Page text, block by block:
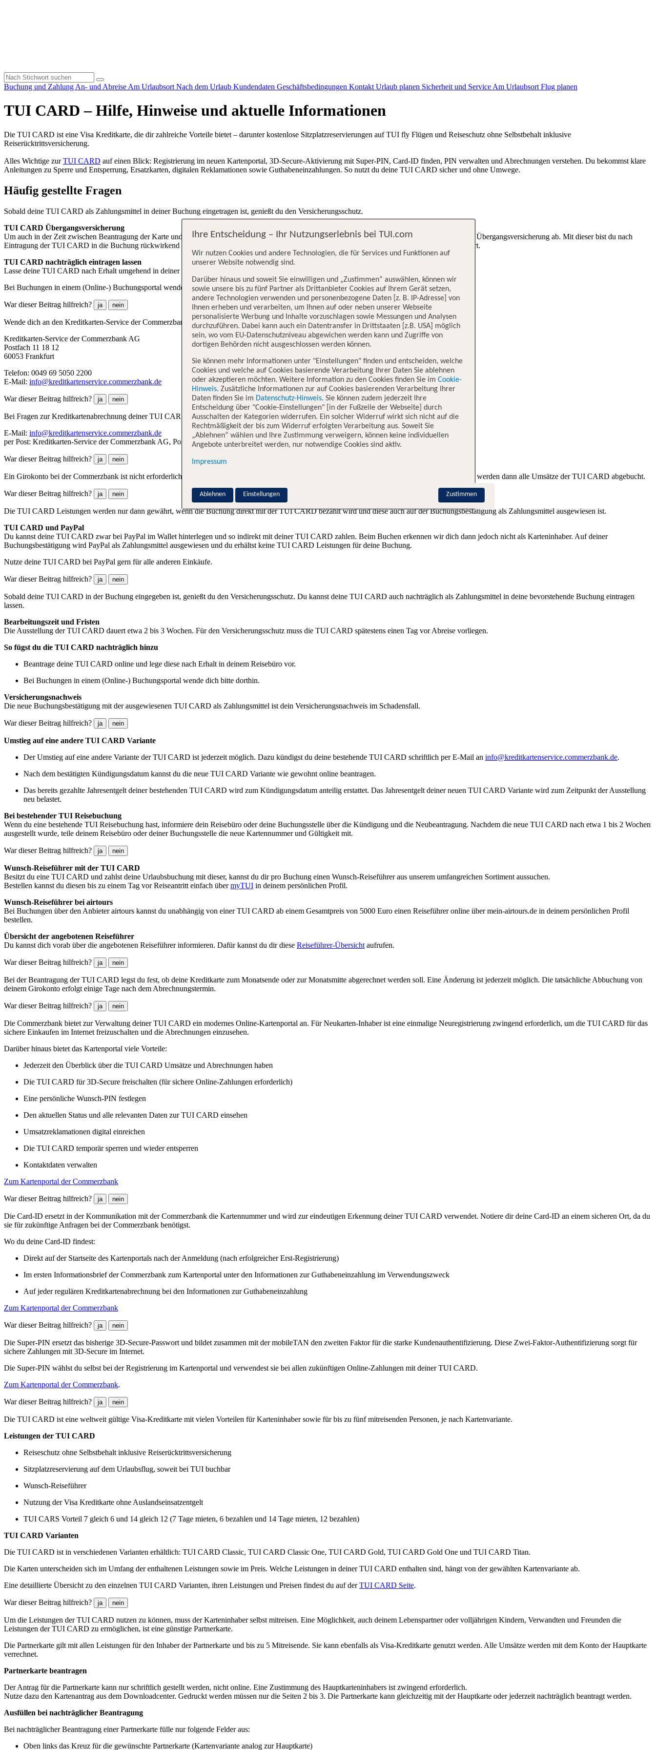
Buchung und Zahlung An- und Abreise Am Urlaubsort Nach dem Urlaub Kundendaten Geschäftsbedingungen Kontakt Urlaub planen Sicherheit und Service Am Urlaubsort Flug planen
TUI CARD – Hilfe, Hinweise und aktuelle Informationen
Die TUI CARD ist eine Visa Kreditkarte, die dir zahlreiche Vorteile bietet – darunter kostenlose Sitzplatzreservierungen auf TUI fly Flügen und Reiseschutz ohne Selbstbehalt inklusive
Reiserücktrittsversicherung.
Alles Wichtige zurTUI CARD auf einen Blick: Registrierung im neuen Kartenportal, 3D-Secure-Aktivierung mit Super-PIN, Card-ID finden, PIN verwalten und Abrechnungen verstehen. Du bekommst klare
Anleitungen zu Sperre und Entsperrung, Ersatzkarten, digitalen Reklamationen sowie Guthabeneinzahlungen. So nutzt du deine TUI CARD sicher und ohne Umwege.
Häufig gestellte Fragen
Sobald deine TUI CARD als Zahlungsmittel in deiner Buchung eingetragen ist, genießt du den Versicherungsschutz.
TUI CARD Übergangsversicherung
Um auch in der Zeit zwischen Beantragung der Karte und Eingabe in die Buchung abgesichert zu sein, schließe bei Buchung die kostenlose TUI CARD Übergangsversicherung ab. Mit dieser bist du nach
Eintragung der TUI CARD in die Buchung rückwirkend ab Eingang des Kreditkartenantrags beim Kreditkarten-Service der Commerzbank AG versichert.
TUI CARD nachträglich eintragen lassen
Lasse deine TUI CARD nach Erhalt umgehend in deiner Buchung nachtragen. Dazu wendest du dich an dein Reisebüro.
Bei Buchungen in einem (Online-) Buchungsportal wende dich bitte dorthin.
War dieser Beitrag hilfreich? ja nein
Wende dich an den Kreditkarten-Service der Commerzbank AG, der von Montag bis Freitag von 08:00 bis 20:00 Uhr erreichbar ist:
Kreditkarten-Service der Commerzbank AG
Postfach 11 18 12
60053 Frankfurt
Telefon: 0049 69 5050 2200
E-Mail: info@kreditkartenservice.commerzbank.de
War dieser Beitrag hilfreich? ja nein
Bei Fragen zur Kreditkartenabrechnung deiner TUI CARD wende dich an:
E-Mail: info@kreditkartenservice.commerzbank.de
per Post: Kreditkarten-Service der Commerzbank AG, Postfach 11 18 12, 60053 Frankfurt
War dieser Beitrag hilfreich? ja nein
Ein Girokonto bei der Commerzbank ist nicht erforderlich. Als Referenzkonto gibst du dein persönliches SEPA-fähiges Girokonto an. Von diesem Konto werden dann alle Umsätze der TUI CARD abgebucht.
War dieser Beitrag hilfreich? ja nein
Die TUI CARD Leistungen werden nur dann gewährt, wenn die Buchung direkt mit der TUI CARD bezahlt wird und diese auch auf der Buchungsbestätigung als Zahlungsmittel ausgewiesen ist.
TUI CARD und PayPal
Du kannst deine TUI CARD zwar bei PayPal im Wallet hinterlegen und so indirekt mit deiner TUI CARD zahlen. Beim Buchen erkennen wir dich dann jedoch nicht als Karteninhaber. Auf deiner
Buchungsbestätigung wird PayPal als Zahlungsmittel ausgewiesen und du erhältst keine TUI CARD Leistungen für deine Buchung.
Nutze deine TUI CARD bei PayPal gern für alle anderen Einkäufe.
War dieser Beitrag hilfreich? ja nein
Sobald deine TUI CARD in der Buchung eingegeben ist, genießt du den Versicherungsschutz. Du kannst deine TUI CARD auch nachträglich als Zahlungsmittel in deine bevorstehende Buchung eintragen
lassen.
Bearbeitungszeit und Fristen
Die Ausstellung der TUI CARD dauert etwa 2 bis 3 Wochen. Für den Versicherungsschutz muss die TUI CARD spätestens einen Tag vor Abreise vorliegen.
So fügst du die TUI CARD nachträglich hinzu
Beantrage deine TUI CARD online und lege diese nach Erhalt in deinem Reisebüro vor.
Bei Buchungen in einem (Online-) Buchungsportal wende dich bitte dorthin.
Versicherungsnachweis
Die neue Buchungsbestätigung mit der ausgewiesenen TUI CARD als Zahlungsmittel ist dein Versicherungsnachweis im Schadensfall.
War dieser Beitrag hilfreich? ja nein
Umstieg auf eine andere TUI CARD Variante
Der Umstieg auf eine andere Variante der TUI CARD ist jederzeit möglich. Dazu kündigst du deine bestehende TUI CARD schriftlich per E-Mail an info@kreditkartenservice.commerzbank.de.
Nach dem bestätigten Kündigungsdatum kannst du die neue TUI CARD Variante wie gewohnt online beantragen.
Das bereits gezahlte Jahresentgelt deiner bestehenden TUI CARD wird zum Kündigungsdatum anteilig erstattet. Das Jahresentgelt deiner neuen TUI CARD Variante wird zum Zeitpunkt der Ausstellung
neu belastet.
Bei bestehender TUI Reisebuchung
Wenn du eine bestehende TUI Reisebuchung hast, informiere dein Reisebüro oder deine Buchungsstelle über die Kündigung und die Neubeantragung. Nachdem die neue TUI CARD nach etwa 1 bis 2 Wochen
ausgestellt wurde, teile deinem Reisebüro oder deiner Buchungsstelle die neue Kartennummer und Gültigkeit mit.
War dieser Beitrag hilfreich? ja nein
Wunsch-Reiseführer mit der TUI CARD
Besitzt du eine TUI CARD und zahlst deine Urlaubsbuchung mit dieser, kannst du dir pro Buchung einen Wunsch-Reiseführer aus unserem umfangreichen Sortiment aussuchen.
Bestellen kannst du diesen bis zu einem Tag vor Reiseantritt einfach übermyTUI in deinem persönlichen Profil.
Wunsch-Reiseführer bei airtours
Bei Buchungen über den Anbieter airtours kannst du unabhängig von einer TUI CARD ab einem Gesamtpreis von 5000 Euro einen Reiseführer online über mein-airtours.de in deinem persönlichen Profil
bestellen.
Übersicht der angebotenen Reiseführer
Du kannst dich vorab über die angebotenen Reiseführer informieren. Dafür kannst du dir diese Reiseführer-Übersicht aufrufen.
War dieser Beitrag hilfreich? ja nein
Bei der Beantragung der TUI CARD legst du fest, ob deine Kreditkarte zum Monatsende oder zur Monatsmitte abgerechnet werden soll. Eine Änderung ist jederzeit möglich. Die tatsächliche Abbuchung von
deinem Girokonto erfolgt einige Tage nach dem Abrechnungstermin.
War dieser Beitrag hilfreich? ja nein
Die Commerzbank bietet zur Verwaltung deiner TUI CARD ein modernes Online-Kartenportal an. Für Neukarten-Inhaber ist eine einmalige Neuregistrierung zwingend erforderlich, um die TUI CARD für das
sichere Einkaufen im Internet freizuschalten und die Abrechnungen einzusehen.
Darüber hinaus bietet das Kartenportal viele Vorteile:
Jederzeit den Überblick über die TUI CARD Umsätze und Abrechnungen haben
Die TUI CARD für 3D-Secure freischalten (für sichere Online-Zahlungen erforderlich)
Eine persönliche Wunsch-PIN festlegen
Den aktuellen Status und alle relevanten Daten zur TUI CARD einsehen
Umsatzreklamationen digital einreichen
Die TUI CARD temporär sperren und wieder entsperren
Kontaktdaten verwalten
Zum Kartenportal der Commerzbank
War dieser Beitrag hilfreich? ja nein
Die Card-ID ersetzt in der Kommunikation mit der Commerzbank die Kartennummer und wird zur eindeutigen Erkennung deiner TUI CARD verwendet. Notiere dir deine Card-ID an einem sicheren Ort, da du
sie für zukünftige Anfragen bei der Commerzbank benötigst.
Wo du deine Card-ID findest:
Direkt auf der Startseite des Kartenportals nach der Anmeldung (nach erfolgreicher Erst-Registrierung)
Im ersten Informationsbrief der Commerzbank zum Kartenportal unter den Informationen zur Guthabeneinzahlung im Verwendungszweck
Auf jeder regulären Kreditkartenabrechnung bei den Informationen zur Guthabeneinzahlung
Zum Kartenportal der Commerzbank
War dieser Beitrag hilfreich? ja nein
Die Super-PIN ersetzt das bisherige 3D-Secure-Passwort und bildet zusammen mit der mobileTAN den zweiten Faktor für die starke Kundenauthentifizierung. Diese Zwei-Faktor-Authentifizierung sorgt für
sichere Zahlungen mit 3D-Secure im Internet.
Die Super-PIN wählst du selbst bei der Registrierung im Kartenportal und verwendest sie bei allen zukünftigen Online-Zahlungen mit deiner TUI CARD.
Zum Kartenportal der Commerzbank.
War dieser Beitrag hilfreich? ja nein
Die TUI CARD ist eine weltweit gültige Visa-Kreditkarte mit vielen Vorteilen für Karteninhaber sowie für bis zu fünf mitreisenden Personen, je nach Kartenvariante.
Leistungen der TUI CARD
Reiseschutz ohne Selbstbehalt inklusive Reiserücktrittsversicherung
Sitzplatzreservierung auf dem Urlaubsflug, soweit bei TUI buchbar
Wunsch-Reiseführer
Nutzung der Visa Kreditkarte ohne Auslandseinsatzentgelt
TUI CARS Vorteil 7 gleich 6 und 14 gleich 12 (7 Tage mieten, 6 bezahlen und 14 Tage mieten, 12 bezahlen)
TUI CARD Varianten
Die TUI CARD ist in verschiedenen Varianten erhältlich: TUI CARD Classic, TUI CARD Classic One, TUI CARD Gold, TUI CARD Gold One und TUI CARD Titan.
Die Karten unterscheiden sich im Umfang der enthaltenen Leistungen sowie im Preis. Welche Leistungen in deiner TUI CARD enthalten sind, hängt von der gewählten Kartenvariante ab.
Eine detaillierte Übersicht zu den einzelnen TUI CARD Varianten, ihren Leistungen und Preisen findest du auf derTUI CARD Seite. ​​ ​​​​​​
War dieser Beitrag hilfreich? ja nein
Um die Leistungen der TUI CARD nutzen zu können, muss der Karteninhaber selbst mitreisen. Eine Möglichkeit, auch deinem Lebenspartner oder volljährigen Kindern, Verwandten und Freunden die
Leistungen der TUI CARD zu ermöglichen, ist eine günstige Partnerkarte.
Die Partnerkarte gilt mit allen Leistungen für den Inhaber der Partnerkarte und bis zu 5 Mitreisende. Sie kann ebenfalls als Visa-Kreditkarte genutzt werden. Alle Umsätze werden mit dem Konto der Hauptkarte
verrechnet.
Partnerkarte beantragen
Der Antrag für die Partnerkarte kann nur schriftlich gestellt werden, nicht online. Eine Zustimmung des Hauptkarteninhabers ist zwingend erforderlich.
Nutze dazu den Kartenantrag aus dem Downloadcenter. Gedruckt werden müssen nur die Seiten 2 bis 3. Die Partnerkarte kann gleichzeitig mit der Hauptkarte oder jederzeit nachträglich beantragt werden.
Ausfüllen bei nachträglicher Beantragung
Bei nachträglicher Beantragung einer Partnerkarte fülle nur folgende Felder aus:
Oben links das Kreuz für die gewünschte Partnerkarte (Kartenvariante analog zur Hauptkarte)
Ihre Entscheidung – Ihr Nutzungserlebnis bei TUI.com
Wir nutzen Cookies und andere Technologien, die für Services und Funktionen auf
unserer Website notwendig sind.
Darüber hinaus und soweit Sie einwilligen und „Zustimmen“ auswählen, können wir
sowie unsere bis zu fünf Partner als Drittanbieter Cookies auf Ihrem Gerät setzen,
andere Technologien verwenden und personenbezogene Daten [z. B. IP-Adresse] von
Ihnen erheben und verarbeiten, um Ihnen auf oder neben unserer Webseite
personalisierte Werbung und Inhalte vorzuschlagen sowie Messungen und Analysen
durchzuführen. Dabei kann auch ein Datentransfer in Drittstaaten [z.B. USA] möglich
sein, wo vom EU-Datenschutzniveau abgewichen werden kann und Zugriffe von
dortigen Behörden nicht ausgeschlossen werden können.
Sie können mehr Informationen unter "Einstellungen" finden und entscheiden, welche
Cookies und welche auf Cookies basierende Verarbeitung Ihrer Daten Sie ablehnen
oder akzeptieren möchten. Weitere Information zu den Cookies finden Sie im Cookie-
Hinweis. Zusätzliche Informationen zur auf Cookies basierenden Verarbeitung Ihrer
Daten finden Sie im Datenschutz-Hinweis. Sie können zudem jederzeit Ihre
Entscheidung über "Cookie-Einstellungen" [in der Fußzeile der Webseite] durch
Ausschalten der Kategorien widerrufen. Ein solcher Widerruf wirkt sich nicht auf die
Rechtmäßigkeit der bis zum Widerruf erfolgten Verarbeitung aus. Soweit Sie
„Ablehnen“ wählen und Ihre Zustimmung verweigern, können keine individuellen
Angebote unterbreitet werden, nur notwendige Cookies sind aktiv.
Impressum
Zustimmen
Ablehnen Einstellungen